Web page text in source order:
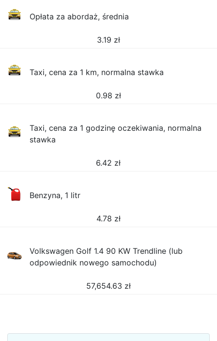
Opłata za abordaż, średnia
3.19 zł
Taxi, cena za 1 km, normalna stawka
0.98 zł
Taxi, cena za 1 godzinę oczekiwania, normalna
stawka
6.42 zł
Benzyna, 1 litr
4.78 zł
Volkswagen Golf 1.4 90 KW Trendline (lub
odpowiednik nowego samochodu)
57,654.63 zł